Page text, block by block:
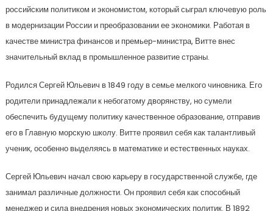
российским политиком и экономистом, который сыграл ключевую роль
в модернизации России и преобразовании ее экономики. Работая в
качестве министра финансов и премьер-министра, Витте внес
значительный вклад в промышленное развитие страны.
Родился Сергей Юльевич в 1849 году в семье мелкого чиновника. Его
родители принадлежали к небогатому дворянству, но сумели
обеспечить будущему политику качественное образование, отправив
его в Главную морскую школу. Витте проявил себя как талантливый
ученик, особенно выделяясь в математике и естественных науках.
Сергей Юльевич начал свою карьеру в государственной службе, где
занимал различные должности. Он проявил себя как способный
менеджер и сила внедрения новых экономических политик. В 1892